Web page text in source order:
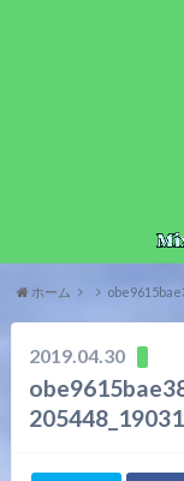
ホーム
2019.04.30